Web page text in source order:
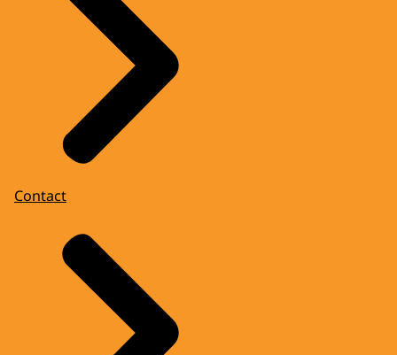
Contact